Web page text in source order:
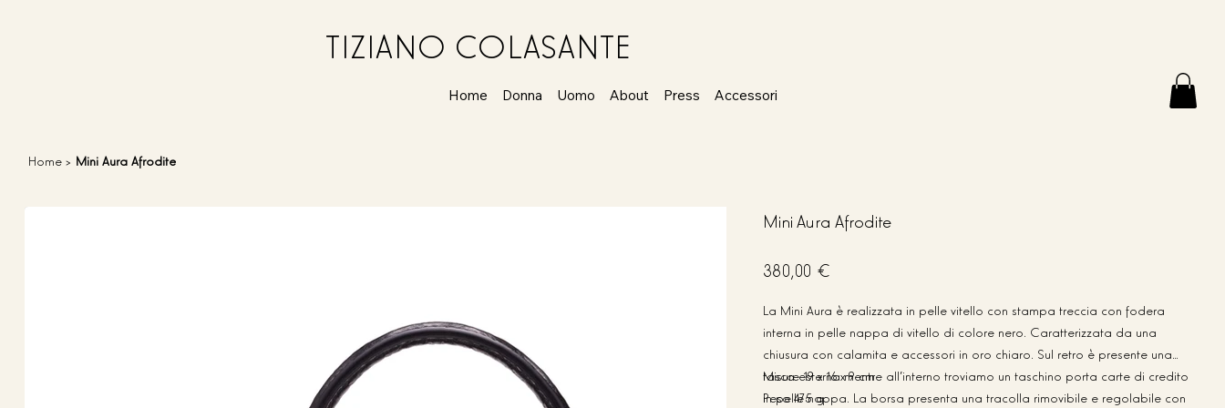
TIZIANO COLASANTE
Home Donna Uomo About Press Accessori
Home > Mini Aura Afrodite
Mini Aura Afrodite
380,00 €
La Mini Aura è realizzata in pelle vitello con stampa treccia con fodera
interna in pelle nappa di vitello di colore nero. Caratterizzata da una
chiusura con calamita e accessori in oro chiaro. Sul retro è presente una
tasca esterna mentre all'interno troviamo un taschino porta carte di credito
in pelle nappa. La borsa presenta una tracolla rimovibile e regolabile con
Misure 19 x 16 x 9 cm
Peso 475 g